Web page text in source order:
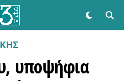
υποψήφια